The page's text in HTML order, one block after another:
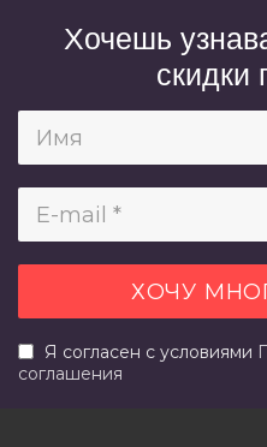
Хочешь
скидки
Я согласен с условиями
соглашения